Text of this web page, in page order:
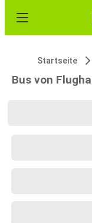
Startseite
Bus von